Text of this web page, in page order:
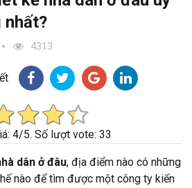
4313
4/5. Số lượt vote: 33
dân ở đâu, địa điểm nào có những
nào để tìm được một công ty kiến